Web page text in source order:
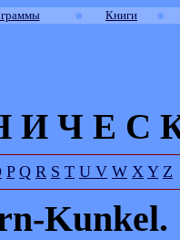
● Книги ●
И Ч Е С
P Q R S T U V W X Y Z
-Kunkel.